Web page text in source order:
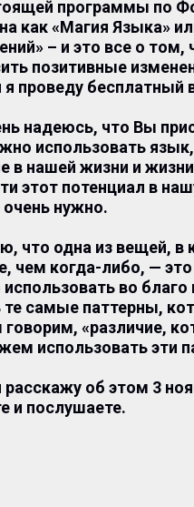
программы по
как «Магия Языка»
– и это все о
позитивные
я проведу бесплатный
надеюсь, что Вы
использовать
в нашей жизни и
этот потенциал в
очень нужно.
что одна из вещей,
чем когда-либо, —
во
те самые паттерны,
«различие,
использовать эти
расскажу об этом 3
и послушаете.